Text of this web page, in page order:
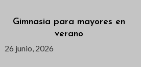
Gimnasia para mayores en
verano
26 junio, 2026